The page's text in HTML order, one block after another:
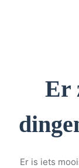
Er
Er is iets